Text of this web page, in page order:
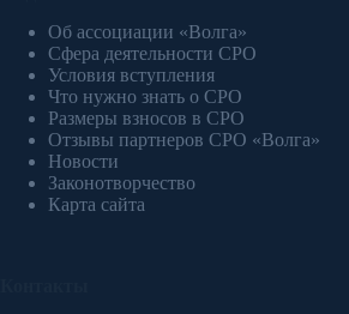
Об ассоциации «Волга»
Сфера деятельности СРО
Условия вступления
Что нужно знать о СРО
Размеры взносов в СРО
Отзывы партнеров СРО «Волга»
Новости
Законотворчество
Карта сайта